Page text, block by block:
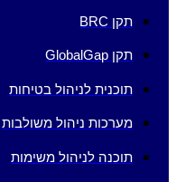
תקן BRC
תקן GlobalGap
תוכנית לניהול בטיחות
מערכות ניהול משולבות
תוכנה לניהול משימות